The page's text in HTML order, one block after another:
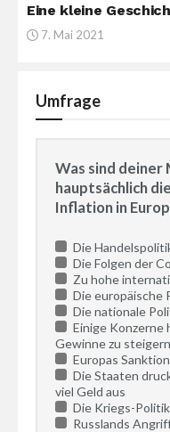
Eine kleine
7. Mai 2021
Umfrage
Was sind deiner
hauptsächlich
Inflation in
Die
Die Folgen der
Zu hohe
Die europäische
Die nationale
Einige Konzerne
Gewinne zu steigern
Europas
Die Staaten
viel Geld aus
Die Kriegs-
Russlands